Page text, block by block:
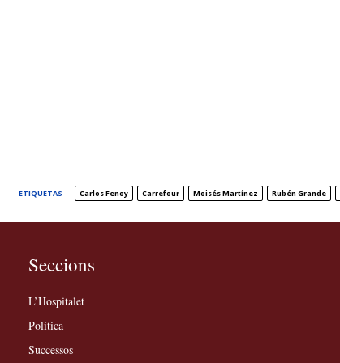
ETIQUETAS Carlos Fenoy Carrefour Moisés Martínez Rubén Grande
Seccions
L’Hospitalet
Política
Successos